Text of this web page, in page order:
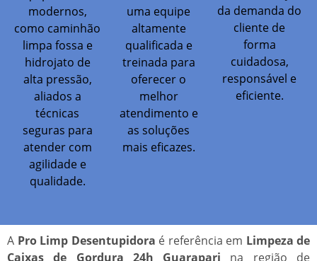
modernos,
como caminhão
limpa fossa e
hidrojato de
alta pressão,
aliados a
técnicas
seguras para
atender com
agilidade e
qualidade.
uma equipe
altamente
qualificada e
treinada para
oferecer o
melhor
atendimento e
as soluções
mais eficazes.
da demanda do
cliente de
forma
cuidadosa,
responsável e
eficiente.
A Pro Limp Desentupidora é referência em Limpeza de
Caixas de Gordura 24h Guarapari na região de